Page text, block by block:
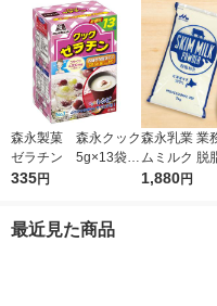
森永製菓 森永クック
ゼラチン 5g×13袋
ゼラチンパウダー
335円
森永乳業 業
ムミルク 脱
海道生乳
1,880円
最近見た商品